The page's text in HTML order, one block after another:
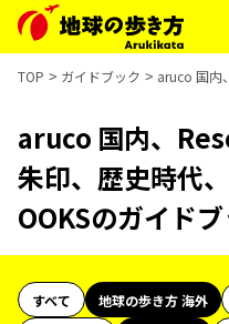
TOP ガイドブック aruco 国内
aruco 国内、
朱印、歴史時代
OOKSのガイド
すべて 地球の歩き方 海外